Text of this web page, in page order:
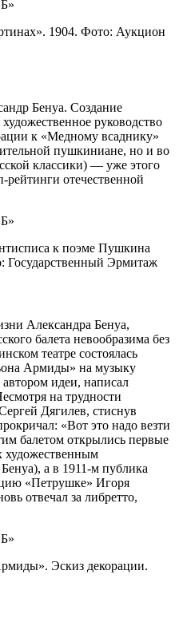
1904. Фото: Аукцион
Бенуа. Создание
руководство
к «Медному всаднику»
пушкиниане, но и во
классики) — уже этого
рейтинги отечественной
к поэме Пушкина
Государственный Эрмитаж
Александра Бенуа,
балета невообразима без
театре состоялась
Армиды» на музыку
идеи, написал
на трудности
Дягилев, стиснув
«Вот это надо везти
балетом открылись первые
художественным
а в 1911-м публика
«Петрушке» Игоря
отвечал за либретто,
Эскиз декорации.